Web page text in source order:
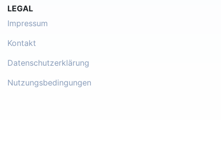
LEGAL
Impressum
Kontakt
Datenschutzerklärung
Nutzungsbedingungen